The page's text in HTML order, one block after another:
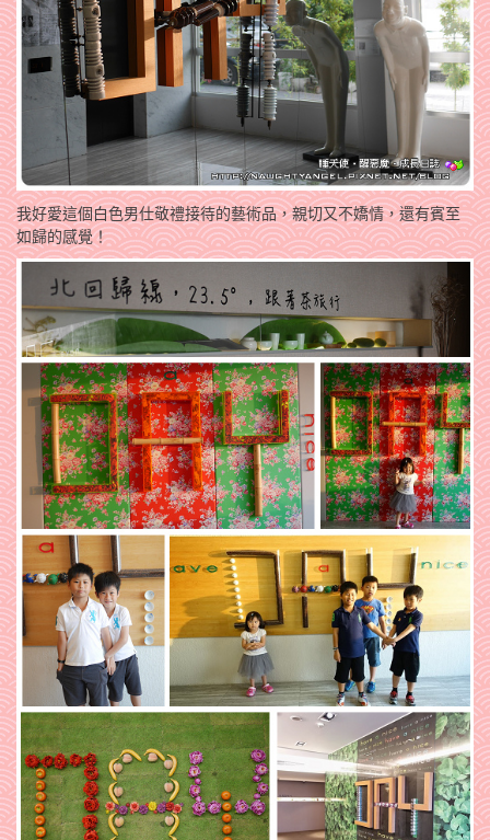
我好愛這個白色男仕敬禮接待的藝術品，親切又不嬌情，還有賓至
如歸的感覺！